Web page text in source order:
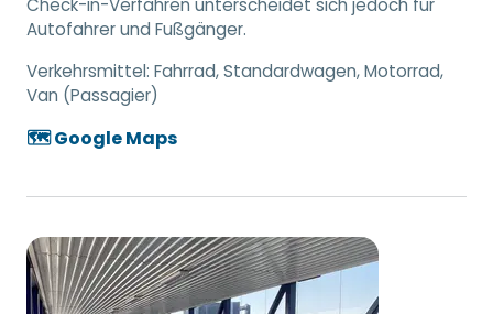
Autofahrer und Fußgänger.
Verkehrsmittel: Fahrrad, Standardwagen, Motorrad,
Van (Passagier)
🗺️ Google Maps